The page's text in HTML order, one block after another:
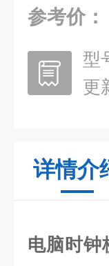
参考价：
型
更
详情介
电脑时钟